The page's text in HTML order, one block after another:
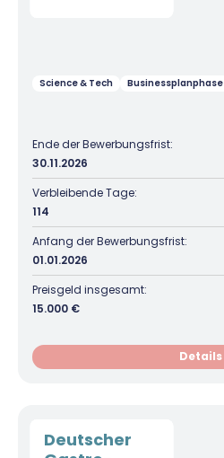
Science & Tech Businessplanphase
Ende der Bewerbungsfrist:
30.11.2026
Verbleibende Tage:
114
Anfang der Bewerbungsfrist:
01.01.2026
Preisgeld insgesamt:
15.000 €
Details
Deutscher